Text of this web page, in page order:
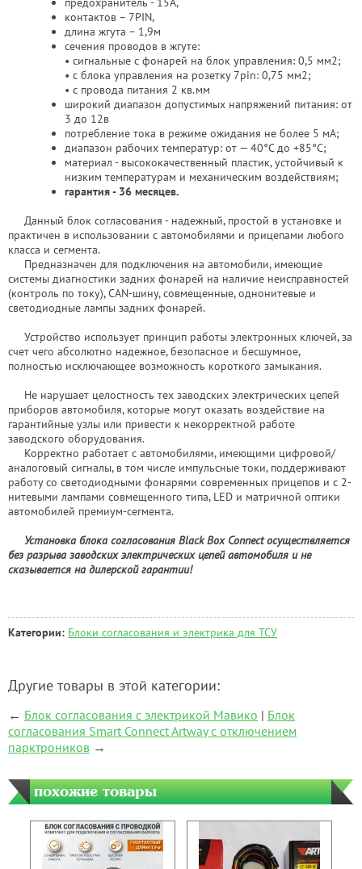
контактов – 7PIN,
длина жгута – 1,9м
сечения проводов в жгуте:
• сигнальные с фонарей на блок управления: 0,5 мм2;
• с блока управления на розетку 7pin: 0,75 мм2;
• с провода питания 2 кв.мм
широкий диапазон допустимых напряжений питания: от
3 до 12в
потребление тока в режиме ожидания не более 5 мА;
диапазон рабочих температур: от — 40°С до +85°С;
материал - высококачественный пластик, устойчивый к
низким температурам и механическим воздействиям;
гарантия - 36 месяцев.
Данный блок согласования - надежный, простой в установке и
практичен в использовании с автомобилями и прицепами любого
класса и сегмента.
Предназначен для подключения на автомобили, имеющие
системы диагностики задних фонарей на наличие неисправностей
(контроль по току), CAN-шину, совмещенные, однонитевые и
светодиодные лампы задних фонарей.
Устройство использует принцип работы электронных ключей, за
счет чего абсолютно надежное, безопасное и бесшумное,
полностью исключающее возможность короткого замыкания.
Не нарушает целостность тех заводских электрических цепей
приборов автомобиля, которые могут оказать воздействие на
гарантийные узлы или привести к некорректной работе
заводского оборудования.
Корректно работает с автомобилями, имеющими цифровой/
аналоговый сигналы, в том числе импульсные токи, поддерживают
работу со светодиодными фонарями современных прицепов и с 2-
нитевыми лампами совмещенного типа, LED и матричной оптики
автомобилей премиум-сегмента.
Установка блока согласования Black Box Connect осуществляется
без разрыва заводских электрических цепей автомобиля и не
сказывается на дилерской гарантии!
Категории: Блоки согласования и электрика для ТСУ
Другие товары в этой категории:
← Блок согласования с электрикой Мавико | Блок
согласования Smart Connect Artway с отключением
парктроников →
похожие товары